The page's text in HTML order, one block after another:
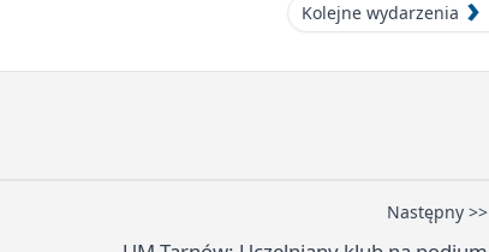
Kolejne wydarzenia
Następny >>